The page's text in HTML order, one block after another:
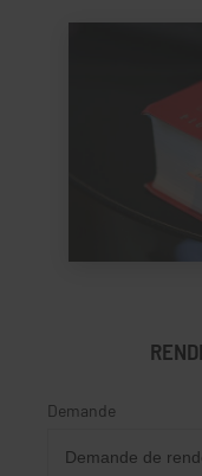
Demande